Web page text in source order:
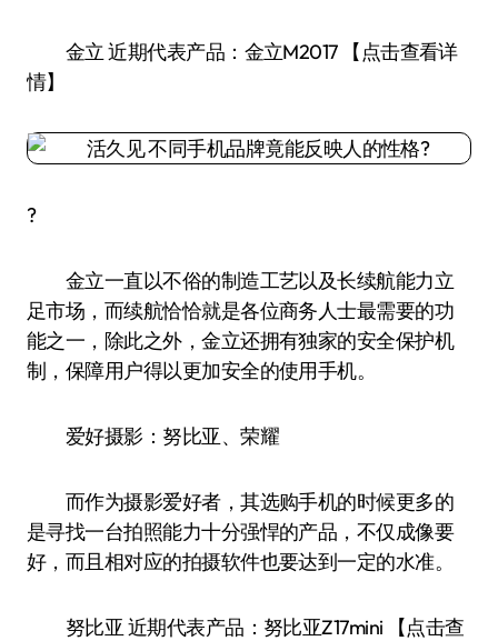
金立 近期代表产品：金立M2017 【点击查看详
情】
?
金立一直以不俗的制造工艺以及长续航能力立
足市场，而续航恰恰就是各位商务人士最需要的功
能之一，除此之外，金立还拥有独家的安全保护机
制，保障用户得以更加安全的使用手机。
爱好摄影：努比亚、荣耀
而作为摄影爱好者，其选购手机的时候更多的
是寻找一台拍照能力十分强悍的产品，不仅成像要
好，而且相对应的拍摄软件也要达到一定的水准。
努比亚 近期代表产品：努比亚Z17mini 【点击查